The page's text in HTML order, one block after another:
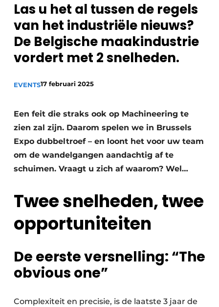
Podcasts
Privacy / Cookie statement
Vacature aanmelden
Vacatures
Las u het al tussen de regels
van het industriële nieuws?
De Belgische maakindustrie
vordert met 2 snelheden.
EVENTS17 februari 2025
Een feit die straks ook op Machineering te
zien zal zijn. Daarom spelen we in Brussels
Expo dubbeltroef – en loont het voor uw team
om de wandelgangen aandachtig af te
schuimen. Vraagt u zich af waarom? Wel…
Twee snelheden, twee
opportuniteiten
De eerste versnelling: “The
obvious one”
Complexiteit en precisie, is de laatste 3 jaar de